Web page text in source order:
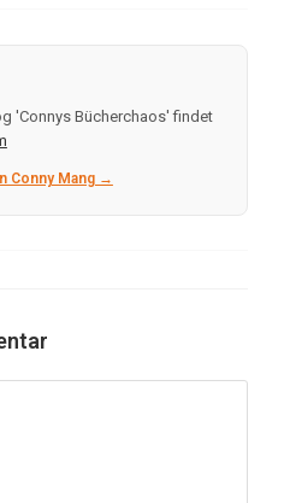
'Connys Bücherchaos' findet
Conny Mang →